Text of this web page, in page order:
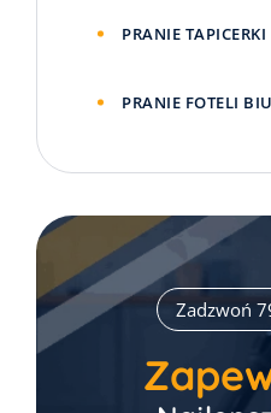
PRANIE
PRANIE FOTELI
Zadzwoń